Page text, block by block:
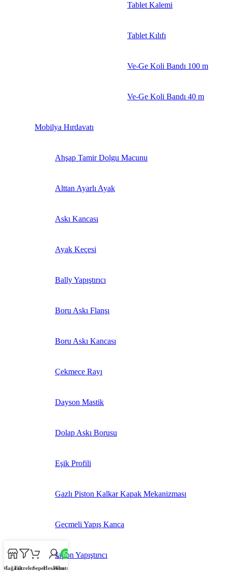
Tablet Kalemi
Tablet Kılıfı
Ve-Ge Koli Bandı 100 m
Ve-Ge Koli Bandı 40 m
Mobilya Hırdavatı
Ahşap Tamir Dolgu Macunu
Alttan Ayarlı Ayak
Askı Kancası
Ayak Keçesi
Bally Yapıştırıcı
Boru Askı Flanşı
Boru Askı Kancası
Çekmece Rayı
Dayson Mastik
Dolap Askı Borusu
Eşik Profili
Gazlı Piston Kalkar Kapak Mekanizması
Geçmeli Yapış Kanca
Japon Yapıştırıcı
MağazaFiltrelerSepetHesabımWhatsapp